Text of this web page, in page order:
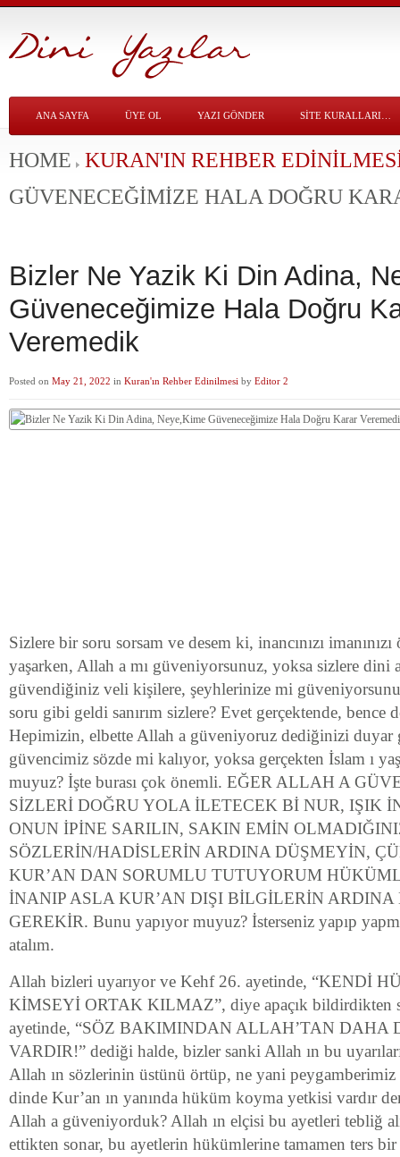
ANA SAYFA ÜYE OL YAZI GÖNDER SITE KURALLARI…
HOME KURAN'IN REHBER
GÜVENECEĞIMIZE HALA DOĞRU
Bizler Ne Yazik Ki Din Adina,
Güveneceğimize Hala Doğru
Veremedik
Posted on May 21, 2022 in Kuran'ın Rehber Edinilmesi by Editor 2
Sizlere bir soru sorsam ve desem ki, inancınızı imanınızı
yaşarken, Allah a mı güveniyorsunuz, yoksa sizlere dini
güvendiğiniz veli kişilere, şeyhlerinize mi
soru gibi geldi sanırım sizlere? Evet gerçektende, bence
Hepimizin, elbette Allah a güveniyoruz dediğinizi
güvencimiz sözde mi kalıyor, yoksa gerçekten İslam ı
muyuz? İşte burası çok önemli. EĞER ALLAH A
SİZLERİ DOĞRU YOLA İLETECEK Bİ NUR, IŞIK
ONUN İPİNE SARILIN, SAKIN EMİN
SÖZLERİN/HADİSLERİN ARDINA DÜŞMEYİN,
KUR’AN DAN SORUMLU TUTUYORUM
İNANIP ASLA KUR’AN DIŞI BİLGİLERİN
GEREKİR. Bunu yapıyor muyuz? İsterseniz yapıp
atalım.
Allah bizleri uyarıyor ve Kehf 26. ayetinde, “KENDİ
KİMSEYİ ORTAK KILMAZ”, diye apaçık bildirdikten
ayetinde, “SÖZ BAKIMINDAN ALLAH’TAN DAHA
VARDIR!” dediği halde, bizler sanki Allah ın bu
Allah ın sözlerinin üstünü örtüp, ne yani peygamberimiz
dinde Kur’an ın yanında hüküm koyma yetkisi vardır
Allah a güveniyorduk? Allah ın elçisi bu ayetleri tebliğ
ettikten sonar, bu ayetlerin hükümlerine tamamen ters